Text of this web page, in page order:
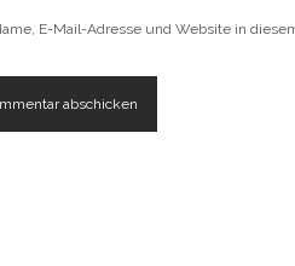
E-Mail-Adresse und Website in